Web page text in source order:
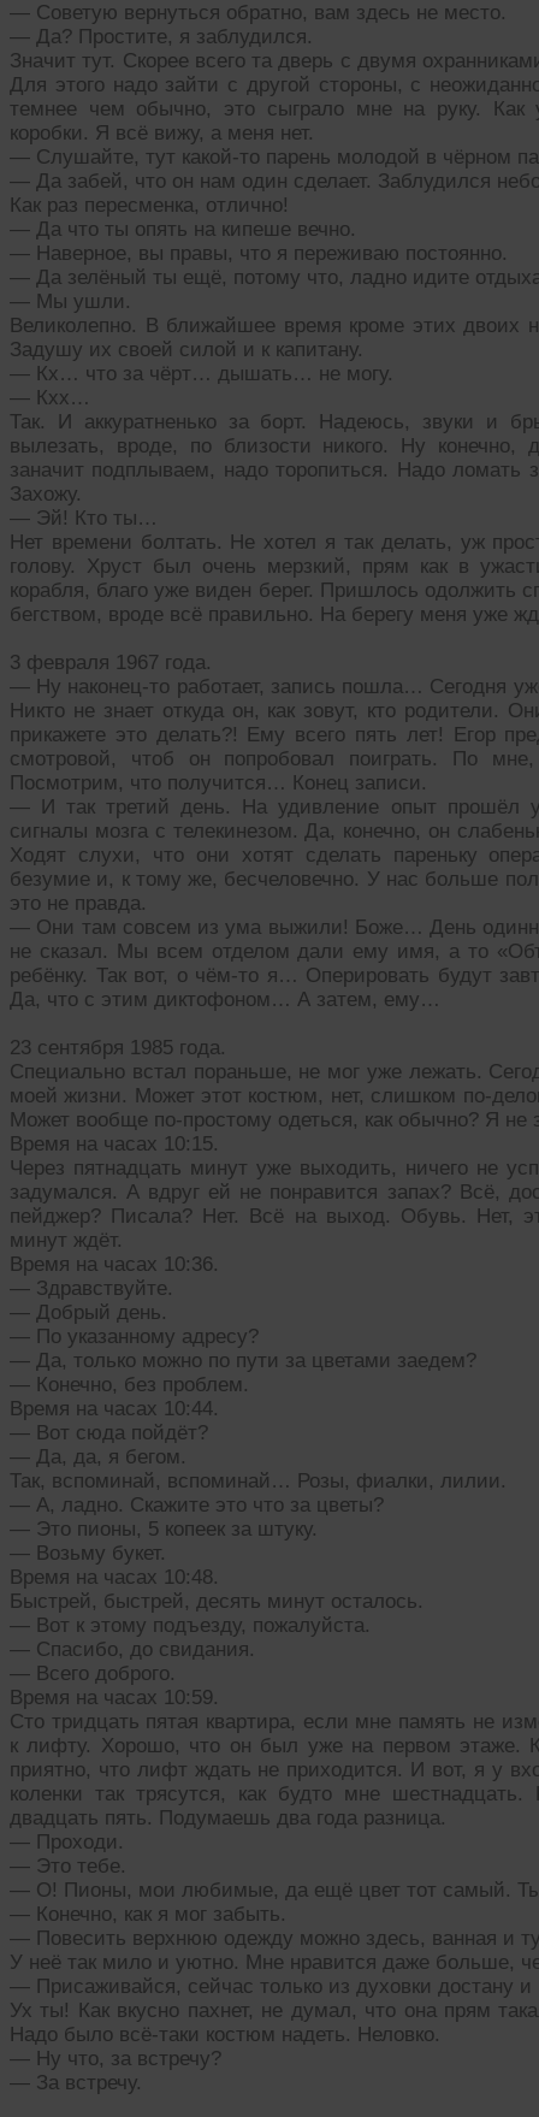
— Советую вернуться обратно, вам здесь не место.
— Да? Простите, я заблудился.
Значит тут. Скорее всего та дверь с двумя
Для этого надо зайти с другой стороны, с
темнее чем обычно, это сыграло мне на руку. Как
коробки. Я всё вижу, а меня нет.
— Слушайте, тут какой-то парень молодой в чёрном
— Да забей, что он нам один сделает. Заблудился
Как раз пересменка, отлично!
— Да что ты опять на кипеше вечно.
— Наверное, вы правы, что я переживаю постоянно.
— Да зелёный ты ещё, потому что, ладно идите
— Мы ушли.
Великолепно. В ближайшее время кроме этих двоих
Задушу их своей силой и к капитану.
— Кх… что за чёрт… дышать… не могу.
— Кхх…
Так. И аккуратненько за борт. Надеюсь, звуки и
вылезать, вроде, по близости никого. Ну конечно,
заначит подплываем, надо торопиться. Надо
Захожу.
— Эй! Кто ты…
Нет времени болтать. Не хотел я так делать, уж
голову. Хруст был очень мерзкий, прям как в
корабля, благо уже виден берег. Пришлось
бегством, вроде всё правильно. На берегу меня уже
3 февраля 1967 года.
— Ну наконец-то работает, запись пошла… Сегодня
Никто не знает откуда он, как зовут, кто родители.
прикажете это делать?! Ему всего пять лет! Егор
смотровой, чтоб он попробовал поиграть. По
Посмотрим, что получится… Конец записи.
— И так третий день. На удивление опыт прошёл
сигналы мозга с телекинезом. Да, конечно, он
Ходят слухи, что они хотят сделать пареньку
безумие и, к тому же, бесчеловечно. У нас больше
это не правда.
— Они там совсем из ума выжили! Боже… День
не сказал. Мы всем отделом дали ему имя, а то
ребёнку. Так вот, о чём-то я… Оперировать будут
Да, что с этим диктофоном… А затем, ему…
23 сентября 1985 года.
Специально встал пораньше, не мог уже лежать.
моей жизни. Может этот костюм, нет, слишком по-
Может вообще по-простому одеться, как обычно? Я
Время на часах 10:15.
Через пятнадцать минут уже выходить, ничего не
задумался. А вдруг ей не понравится запах? Всё,
пейджер? Писала? Нет. Всё на выход. Обувь. Нет,
минут ждёт.
Время на часах 10:36.
— Здравствуйте.
— Добрый день.
— По указанному адресу?
— Да, только можно по пути за цветами заедем?
— Конечно, без проблем.
Время на часах 10:44.
— Вот сюда пойдёт?
— Да, да, я бегом.
Так, вспоминай, вспоминай… Розы, фиалки, лилии.
— А, ладно. Скажите это что за цветы?
— Это пионы, 5 копеек за штуку.
— Возьму букет.
Время на часах 10:48.
Быстрей, быстрей, десять минут осталось.
— Вот к этому подъезду, пожалуйста.
— Спасибо, до свидания.
— Всего доброго.
Время на часах 10:59.
Сто тридцать пятая квартира, если мне память не
к лифту. Хорошо, что он был уже на первом этаже.
приятно, что лифт ждать не приходится. И вот, я у
коленки так трясутся, как будто мне
двадцать пять. Подумаешь два года разница.
— Проходи.
— Это тебе.
— О! Пионы, мои любимые, да ещё цвет тот самый. Ты
— Конечно, как я мог забыть.
— Повесить верхнюю одежду можно здесь, ванная и
У неё так мило и уютно. Мне нравится даже больше,
— Присаживайся, сейчас только из духовки достану
Ух ты! Как вкусно пахнет, не думал, что она прям
Надо было всё-таки костюм надеть. Неловко.
— Ну что, за встречу?
— За встречу.